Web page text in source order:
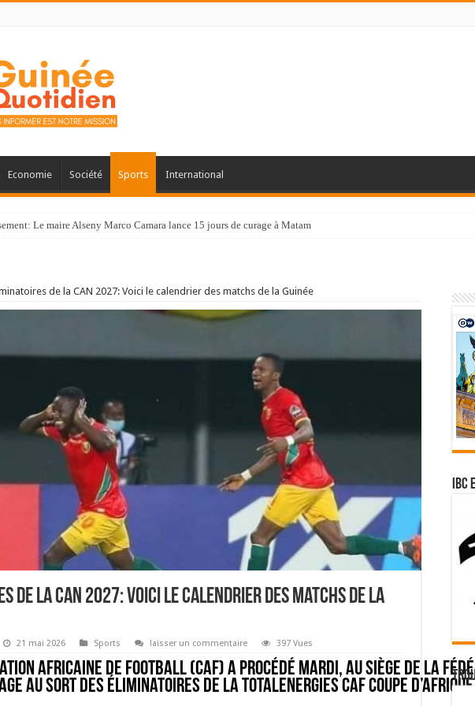
Economie Société Sports International
Le maire Alseny Marco Camara lance 15 jours de curage à Matam
de la CAN 2027: Voici le calendrier des matchs de la Guinée
de la CAN 2027: Voici le calendrier des matchs de la
21 mai 2026 Sports laisser un commentaire 397 Vues
Africaine de Football (CAF) a procédé mardi, au siège de la
au sort des éliminatoires de la TotalEnergies CAF Coupe d’Afrique